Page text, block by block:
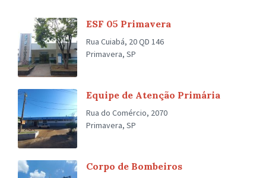
ESF 05 Primavera
Rua Cuiabá, 20 QD 146
Primavera, SP
Equipe de Atenção Primária
Rua do Comércio, 2070
Primavera, SP
Corpo de Bombeiros